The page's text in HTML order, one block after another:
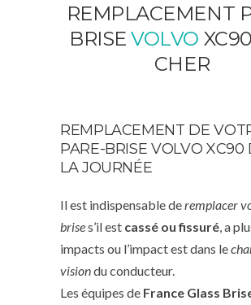
REMPLACEMENT
BRISEVOLVO
CHER
REMPLACEMENT DE
PARE-BRISE VOLVO XC90
LA JOURNÉE
Il est indispensable deremplacer
brises’il est cassé ou fissuré , a
impacts ou l’impact est dans le
visiondu conducteur.
Les équipes de France Glass